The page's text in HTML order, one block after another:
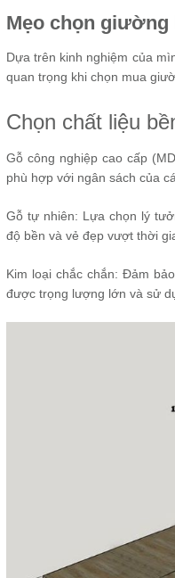
Mẹo chọn
Dựa trên kinh nghiệm của
quan trọng khi chọn mua
Chọn chất liệu
Gỗ công nghiệp cao cấp
phù hợp với ngân sách của
Gỗ tự nhiên: Lựa chọn lý
độ bền và vẻ đẹp vượt thời
Kim loại chắc chắn: Đảm
được trọng lượng lớn và sử